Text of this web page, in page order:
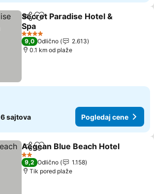
Deli Dodati u favorite
Secret Paradise Hotel &
Spa
Pogledaj cene
4 Zvezdice
9,0 Odlično
2.613
0.1 km od plaže
6 sajtova Pogledaj cene
Deli Dodati u favorite
Aegean Blue Beach Hotel
2 Zvezdice
9,2 Odlično
1.158
Tik pored plaže